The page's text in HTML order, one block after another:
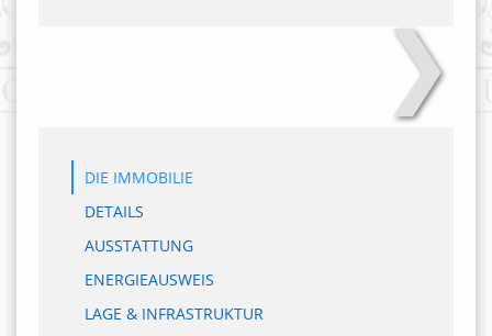
❯
DIE IMMOBILIE
DETAILS
AUSSTATTUNG
ENERGIEAUSWEIS
LAGE & INFRASTRUKTUR